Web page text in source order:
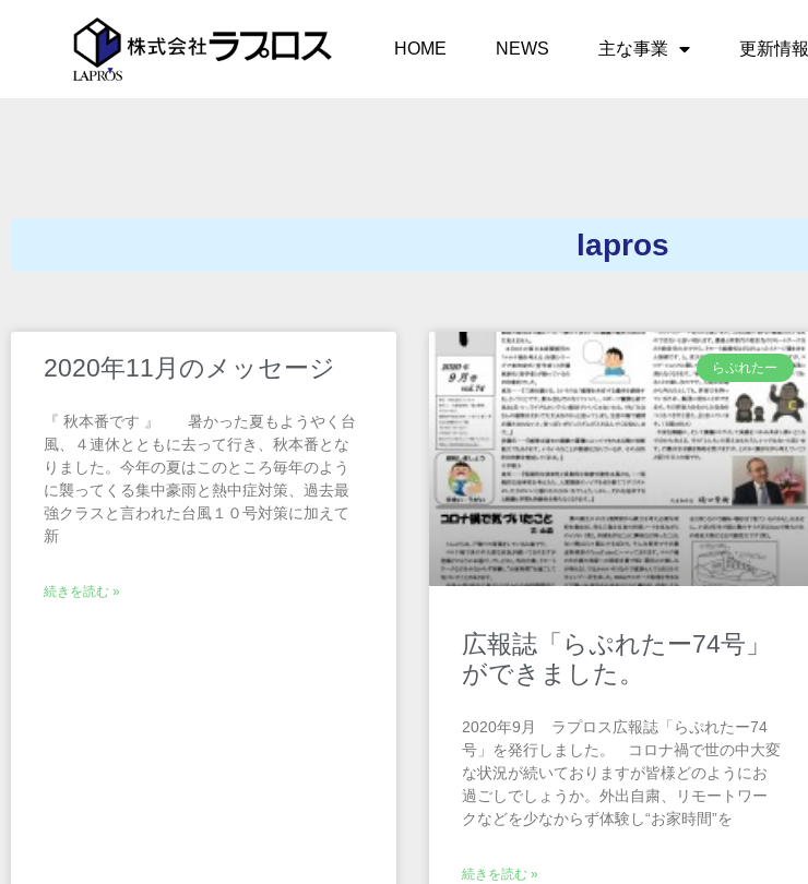
HOME NEWS 主な事業 更新情報
lapros
2020年11月のメッセージ
『 秋本番です 』 暑かった夏もようやく台
風、４連休とともに去って行き、秋本番とな
りました。今年の夏はこのところ毎年のよう
に襲ってくる集中豪雨と熱中症対策、過去最
強クラスと言われた台風１０号対策に加えて
新
続きを読む »
らぷれたー
広報誌「らぷれたー74号」
ができました。
2020年9月 ラプロス広報誌「らぷれたー74
号」を発行しました。 コロナ禍で世の中大変
な状況が続いておりますが皆様どのようにお
過ごしでしょうか。外出自粛、リモートワー
クなどを少なからず体験し“お家時間”を
続きを読む »